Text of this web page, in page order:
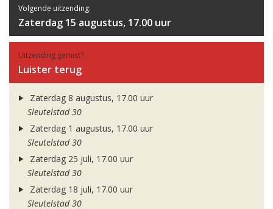
Volgende uitzending:
Zaterdag 15 augustus, 17.00 uur
Uitzending gemist?
Luister terug
Zaterdag 8 augustus, 17.00 uur
Sleutelstad 30
Zaterdag 1 augustus, 17.00 uur
Sleutelstad 30
Zaterdag 25 juli, 17.00 uur
Sleutelstad 30
Zaterdag 18 juli, 17.00 uur
Sleutelstad 30